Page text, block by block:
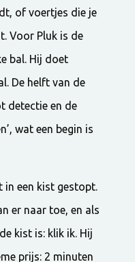
of voertjes die je
Voor Pluk is de
bal. Hij doet
De helft van de
detectie en de
wat een begin is
in een kist gestopt.
er naar toe, en als
kist is: klik ik. Hij
prijs: 2 minuten